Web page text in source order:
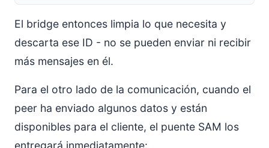
El bridge entonces limpia lo que necesita y
descarta ese ID - no se pueden enviar ni recibir
más mensajes en él.
Para el otro lado de la comunicación, cuando el
peer ha enviado algunos datos y están
disponibles para el cliente, el puente SAM los
entregará inmediatamente: